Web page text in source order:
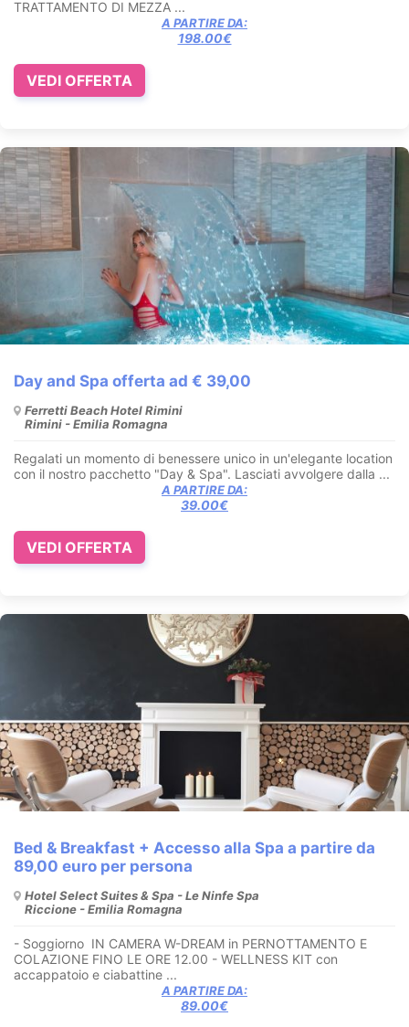
TRATTAMENTO DI MEZZA ...
A PARTIRE DA:
198.00€
VEDI OFFERTA
Day and Spa offerta ad € 39,00
Ferretti Beach Hotel Rimini
Rimini - Emilia Romagna
Regalati un momento di benessere unico in un'elegante location
con il nostro pacchetto "Day & Spa". Lasciati avvolgere dalla ...
A PARTIRE DA:
39.00€
VEDI OFFERTA
Bed & Breakfast + Accesso alla Spa a partire da
89,00 euro per persona
Hotel Select Suites & Spa - Le Ninfe Spa
Riccione - Emilia Romagna
- Soggiorno IN CAMERA W-DREAM in PERNOTTAMENTO E
COLAZIONE FINO LE ORE 12.00 - WELLNESS KIT con
accappatoio e ciabattine ...
A PARTIRE DA:
89.00€